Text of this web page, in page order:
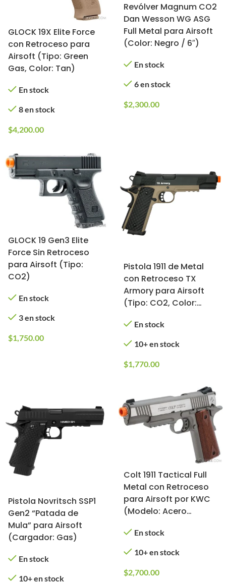
GLOCK 19X Elite Force
con Retroceso para
Airsoft (Tipo: Green
Gas, Color: Tan)
En stock
8 en stock
$4,200.00
Revólver Magnum CO2
Dan Wesson WG ASG
Full Metal para Airsoft
(Color: Negro / 6″)
En stock
6 en stock
$2,300.00
GLOCK 19 Gen3 Elite
Force Sin Retroceso
para Airsoft (Tipo:
CO2)
En stock
3 en stock
$1,750.00
Pistola 1911 de Metal
con Retroceso TX
Armory para Airsoft
(Tipo: CO2, Color:
En stock
10+ en stock
$1,770.00
Pistola Novritsch SSP1
Gen2 “Patada de
Mula” para Airsoft
(Cargador: Gas)
En stock
10+ en stock
Colt 1911 Tactical Full
Metal con Retroceso
para Airsoft por KWC
(Modelo: Acero
En stock
10+ en stock
$2,700.00